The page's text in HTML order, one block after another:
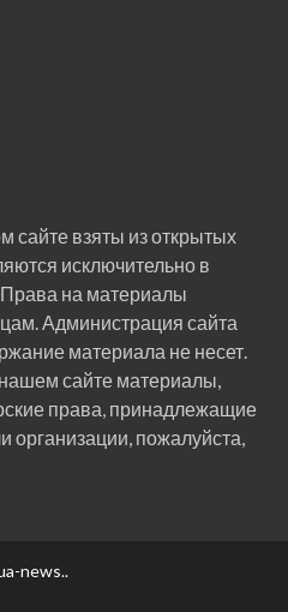
сайте взяты из открытых
исключительно в
на материалы
Администрация сайта
материала не несет.
сайте материалы,
права, принадлежащие
пожалуйста,
news..